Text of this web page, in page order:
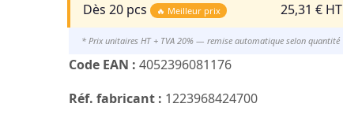
Dès 20 pcs 🔥 Meilleur prix 25,31 € HT
* Prix unitaires HT + TVA 20% — remise automatique selon quantité
Code EAN : 4052396081176
Réf. fabricant : 1223968424700